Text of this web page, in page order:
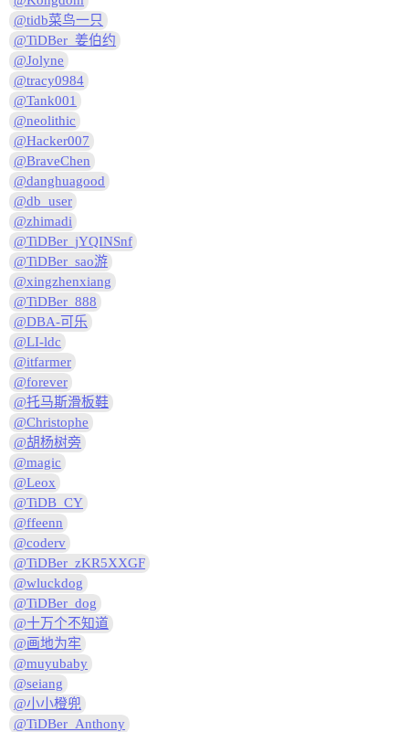
@tidb菜鸟一只
@TiDBer_姜伯约
@Jolyne
@tracy0984
@Tank001
@neolithic
@Hacker007
@BraveChen
@danghuagood
@db_user
@zhimadi
@TiDBer_jYQINSnf
@TiDBer_sao游
@xingzhenxiang
@TiDBer_888
@DBA-可乐
@LI-ldc
@itfarmer
@forever
@托马斯滑板鞋
@Christophe
@胡杨树旁
@magic
@Leox
@TiDB_CY
@ffeenn
@coderv
@TiDBer_zKR5XXGF
@wluckdog
@TiDBer_dog
@十万个不知道
@画地为牢
@muyubaby
@seiang
@小小橙兜
@TiDBer_Anthony